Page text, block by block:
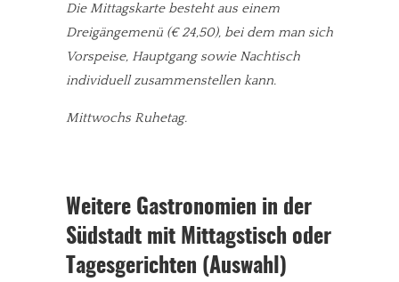
Die Mittagskarte besteht aus einem
Dreigängemenü (€ 24,50), bei dem man sich
Vorspeise, Hauptgang sowie Nachtisch
individuell zusammenstellen kann.
Mittwochs Ruhetag.
Weitere Gastronomien in der
Südstadt mit Mittagstisch oder
Tagesgerichten (Auswahl)